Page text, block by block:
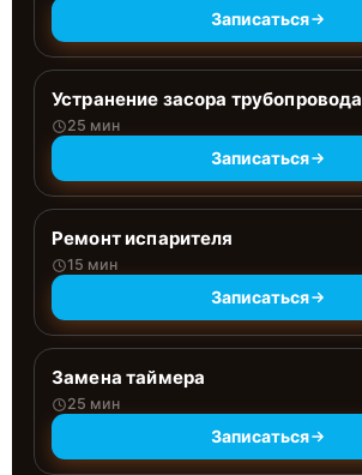
Записаться
Устранение засора трубопровода
25 мин
Записаться
Ремонт испарителя
15 мин
Записаться
Замена таймера
25 мин
Записаться